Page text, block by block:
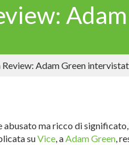
Adam Green
abusato ma ricco di
suVice, aAdam Green,